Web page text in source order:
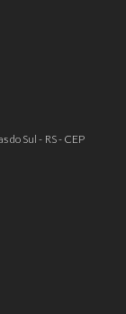
do Sul - RS - CEP